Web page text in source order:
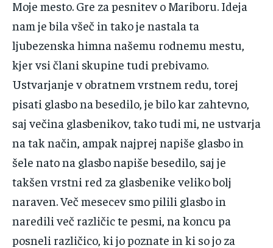
‌Moje‌ ‌mesto.‌ ‌Gre‌ ‌za‌ ‌pesnitev‌ ‌o‌ ‌Mariboru.‌ ‌Ideja‌
‌nam‌ ‌je‌ ‌bila‌ ‌všeč‌ ‌in‌ ‌tako‌ ‌je‌ ‌nastala‌ ‌ta‌
‌ljubezenska‌ ‌himna‌ ‌našemu‌ ‌rodnemu‌ ‌mestu,‌
‌kjer‌ ‌vsi‌ ‌člani‌ ‌skupine‌ ‌tudi‌ ‌prebivamo.‌
‌Ustvarjanje‌ ‌v‌ ‌obratnem‌ ‌vrstnem‌ ‌redu,‌ ‌torej‌
‌pisati‌ ‌glasbo‌ ‌na‌ ‌besedilo,‌ ‌je‌ ‌bilo‌ ‌kar‌ ‌zahtevno,‌
‌saj‌ ‌večina‌ ‌glasbenikov,‌ ‌tako‌ ‌tudi‌ ‌mi,‌ ‌ne‌ ‌ustvarja‌
‌na‌ ‌tak‌ ‌način,‌ ‌ampak‌ ‌najprej‌ ‌napiše‌ ‌glasbo‌ ‌in‌
‌šele‌ ‌nato‌ ‌na‌ ‌glasbo‌ ‌napiše‌ ‌besedilo,‌ ‌saj‌ ‌je‌
‌takšen‌ ‌vrstni‌ ‌red‌ ‌za‌ ‌glasbenike‌ ‌veliko‌ ‌bolj‌
‌naraven.‌ ‌Več‌ ‌mesecev‌ ‌smo‌ ‌pilili‌ ‌glasbo‌ ‌in‌
‌naredili‌ ‌več‌ ‌različic‌ ‌te‌ ‌pesmi,‌ ‌na‌ ‌koncu‌ ‌pa‌
‌posneli‌ ‌različico,‌ ‌ki‌ ‌jo‌ ‌poznate‌ ‌in‌ ‌ki‌ ‌so‌ ‌jo‌ ‌za‌